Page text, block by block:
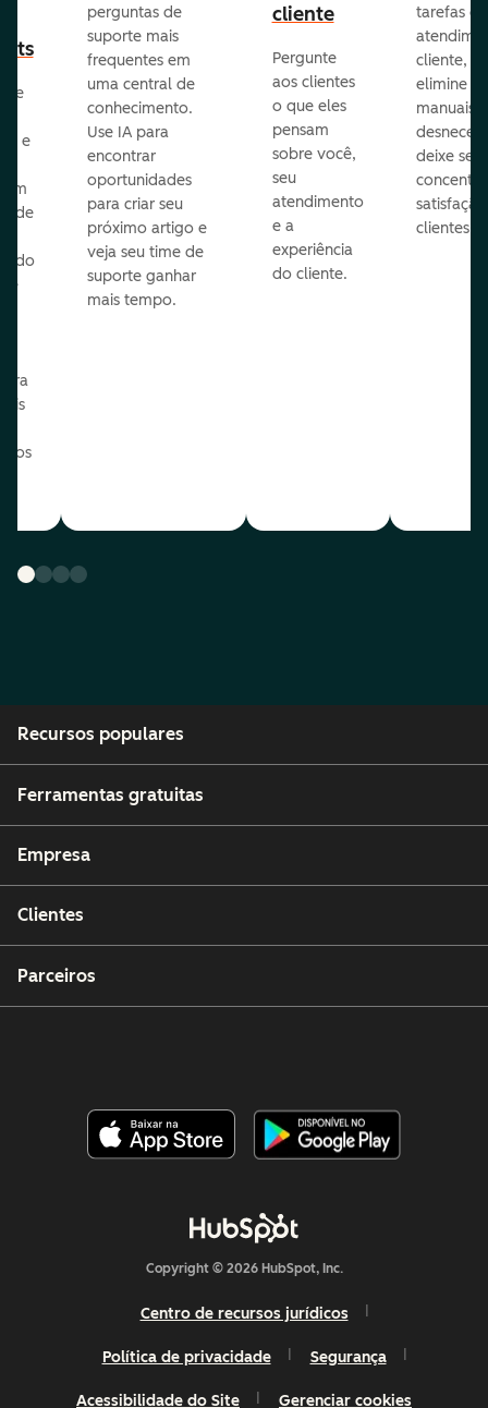
e
de
os
perguntas de
suporte mais
frequentes em
uma central de
conhecimento.
Use IA para
encontrar
oportunidades
para criar seu
próximo artigo e
veja seu time de
suporte ganhar
mais tempo.
cliente
Pergunte
aos clientes
o que eles
pensam
sobre você,
seu
atendimento
e a
experiência
do cliente.
tarefas de
cliente,
elimine
manuais
deixe seu
clientes.
Recursos populares
Ferramentas gratuitas
Empresa
Clientes
Parceiros
Copyright © 2026 HubSpot, Inc.
Centro de recursos jurídicos
Política de privacidade Segurança
Acessibilidade do Site Gerenciar cookies